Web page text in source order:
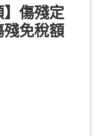
】傷殘定
殘免稅額